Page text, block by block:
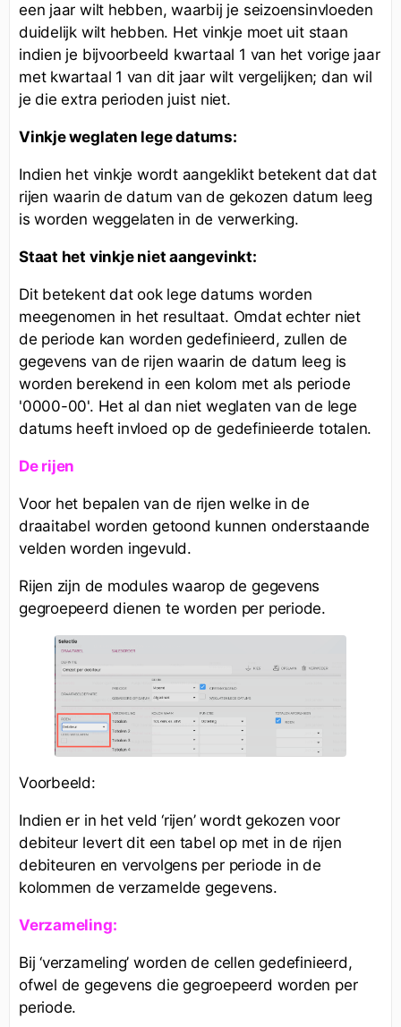
een jaar wilt hebben, waarbij je seizoensinvloeden
duidelijk wilt hebben. Het vinkje moet uit staan
indien je bijvoorbeeld kwartaal 1 van het vorige jaar
met kwartaal 1 van dit jaar wilt vergelijken; dan wil
je die extra perioden juist niet.
Vinkje weglaten lege datums:
Indien het vinkje wordt aangeklikt betekent dat dat
rijen waarin de datum van de gekozen datum leeg
is worden weggelaten in de verwerking.
Staat het vinkje niet aangevinkt:
Dit betekent dat ook lege datums worden
meegenomen in het resultaat. Omdat echter niet
de periode kan worden gedefinieerd, zullen de
gegevens van de rijen waarin de datum leeg is
worden berekend in een kolom met als periode
'0000-00'. Het al dan niet weglaten van de lege
datums heeft invloed op de gedefinieerde totalen.
De rijen
Voor het bepalen van de rijen welke in de
draaitabel worden getoond kunnen onderstaande
velden worden ingevuld.
Rijen zijn de modules waarop de gegevens
gegroepeerd dienen te worden per periode.
Voorbeeld:
Indien er in het veld ‘rijen’ wordt gekozen voor
debiteur levert dit een tabel op met in de rijen
debiteuren en vervolgens per periode in de
kolommen de verzamelde gegevens.
Verzameling:
Bij ‘verzameling’ worden de cellen gedefinieerd,
ofwel de gegevens die gegroepeerd worden per
periode.